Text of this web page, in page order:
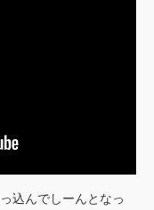
込んでしーんとなっ